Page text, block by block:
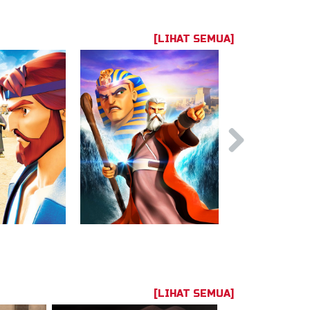
[LIHAT SEMUA]
[LIHAT SEMUA]